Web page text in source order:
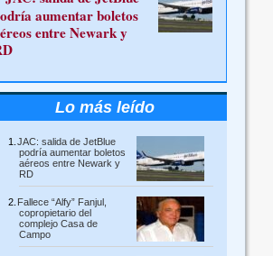
aumentar boletos
entre Newark y
Lo más leído
JAC: salida de JetBlue
podría aumentar boletos
aéreos entre Newark y
RD
Fallece “Alfy” Fanjul,
copropietario del
complejo Casa de
Campo